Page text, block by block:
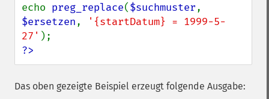
echo preg_replace($suchmuster
$ersetzen,
'{startDatum} = 1999-5-
27'
?>
Das oben gezeigte Beispiel erzeugt folgende Ausgabe: